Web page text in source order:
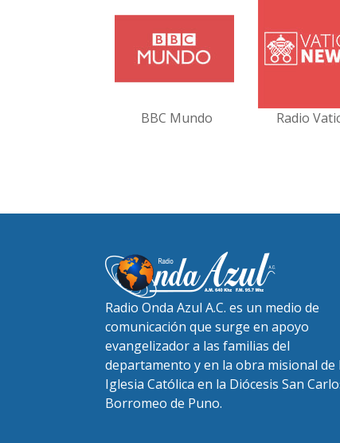
BBC Mundo Radio
Radio Onda Azul A.C. es un medio de
comunicación que surge en apoyo
evangelizador a las familias del
departamento y en la obra misional de
Iglesia Católica en la Diócesis San
Borromeo de Puno.